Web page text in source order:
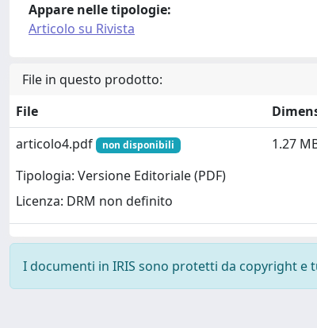
Appare nelle tipologie:
Articolo su Rivista
File in questo prodotto:
File
articolo4.pdf
non disponibili
Tipologia: Versione Editoriale (PDF)
Licenza: DRM non definito
1.27
I documenti in IRIS sono protetti da copyright